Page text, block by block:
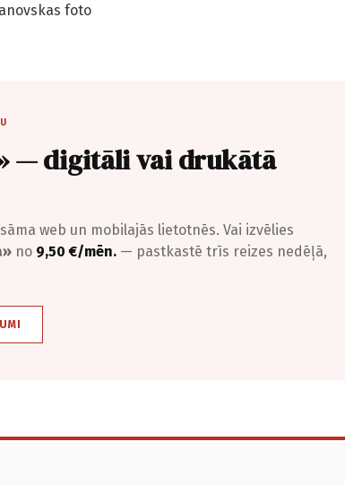
foto
— digitāli vai drukātā
web un mobilajās lietotnēs. Vai izvēlies
no 9,50 €/mēn. — pastkastē trīs reizes nedēļā,